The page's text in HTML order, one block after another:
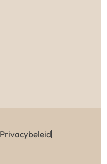
Privacybeleid